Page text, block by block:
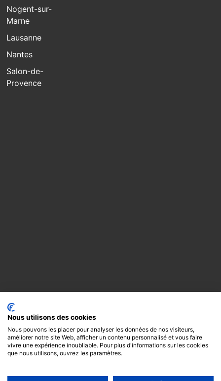
Nogent-sur-
Marne
Lausanne
Nantes
Salon-de-
Provence
Nous utilisons des cookies
Nous pouvons les placer pour analyser les données de nos visiteurs,
améliorer notre site Web, afficher un contenu personnalisé et vous faire
vivre une expérience inoubliable. Pour plus d'informations sur les cookies
que nous utilisons, ouvrez les paramètres.